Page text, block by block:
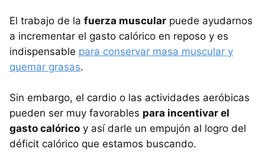
El trabajo de la fuerza muscular puede ayudarnos
a incrementar el gasto calórico en reposo y es
indispensable para conservar masa muscular y
quemar grasas.
Sin embargo, el cardio o las actividades aeróbicas
pueden ser muy favorables para incentivar el
gasto calórico y así darle un empujón al logro del
déficit calórico que estamos buscando.